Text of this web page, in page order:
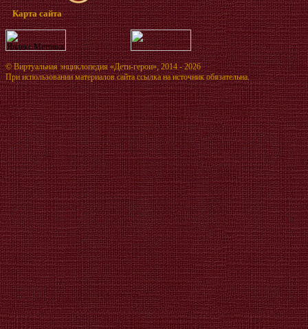
Карта сайта
©Виртуальная энциклопедия «Дети-герои», 2014 - 2026
При использовании материалов сайта ссылка на источник обязательна.